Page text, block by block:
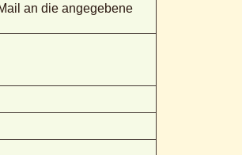
an die angegebene